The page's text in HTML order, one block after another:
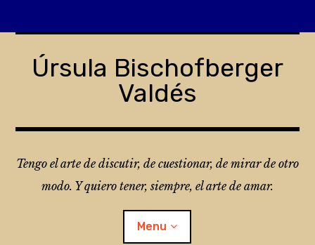
contentÚrsula Bischofberger
Valdés
Tengo el arte de discutir, de cuestionar, de mirar de otro
modo. Y quiero tener, siempre, el arte de amar.
Menu